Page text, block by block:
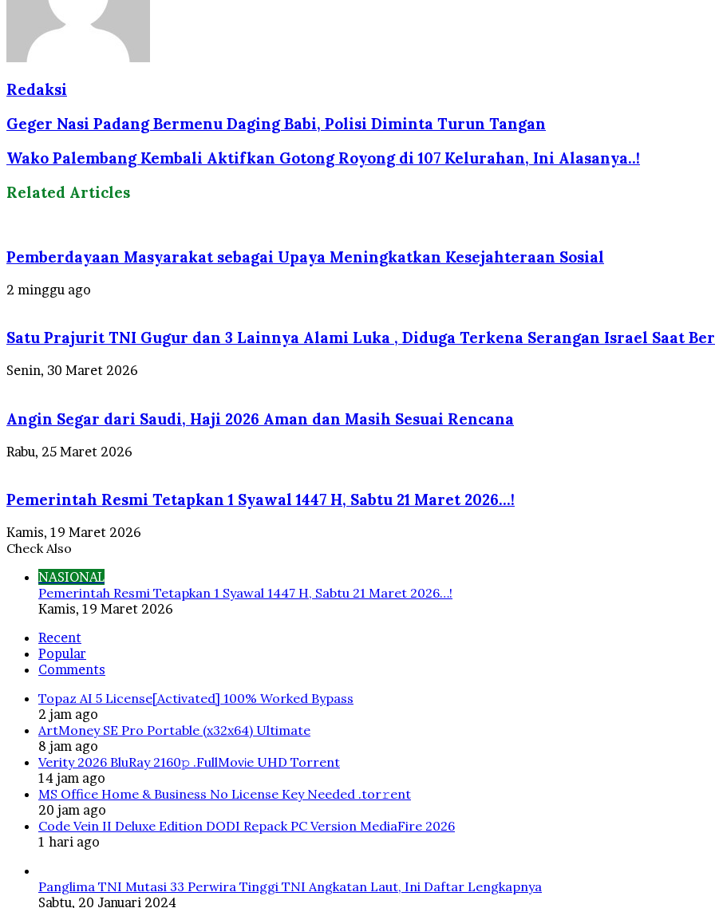
Redaksi
Geger Nasi Padang Bermenu Daging Babi, Polisi Diminta Turun Tangan
Wako Palembang Kembali Aktifkan Gotong Royong di 107 Kelurahan, Ini Alasanya..!
Related Articles
Pemberdayaan Masyarakat sebagai Upaya Meningkatkan Kesejahteraan Sosial
2 minggu ago
Satu Prajurit TNI Gugur dan 3 Lainnya Alami Luka , Diduga Terkena Serangan Israel Saat
Senin, 30 Maret 2026
Angin Segar dari Saudi, Haji 2026 Aman dan Masih Sesuai Rencana
Rabu, 25 Maret 2026
Pemerintah Resmi Tetapkan 1 Syawal 1447 H, Sabtu 21 Maret 2026…!
Kamis, 19 Maret 2026
Check Also
NASIONAL
Pemerintah Resmi Tetapkan 1 Syawal 1447 H, Sabtu 21 Maret 2026…!
Kamis, 19 Maret 2026
Recent
Popular
Comments
Topaz AI 5 License[Activated] 100% Worked Bypass
2 jam ago
ArtMoney SE Pro Portable (x32x64) Ultimate
8 jam ago
Verity 2026 BluRay 2160𝚙 .FullMov𝗂e UHD Torrent
14 jam ago
MS Office Home & Business No License Key Needed .tоr𝚛еnt
20 jam ago
Code Vein II Deluxe Edition DODI Repack PC Version MediaFire 2026
1 hari ago
Panglima TNI Mutasi 33 Perwira Tinggi TNI Angkatan Laut, Ini Daftar Lengkapnya
Sabtu, 20 Januari 2024